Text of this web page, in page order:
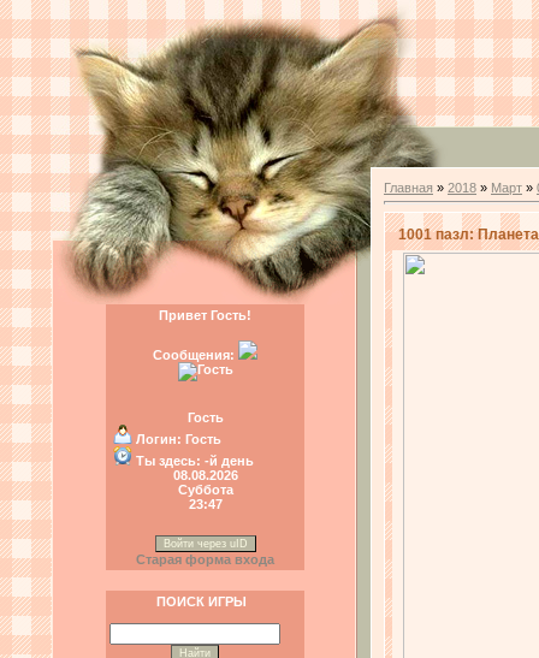
Привет Гость!
Сообщения:
Гость
Логин: Гость
Ты здесь: -й день
08.08.2026
Суббота
23:47
Войти через uID
Старая форма входа
ПОИСК ИГРЫ
Главная » 2018 » Март »
1001 пазл: